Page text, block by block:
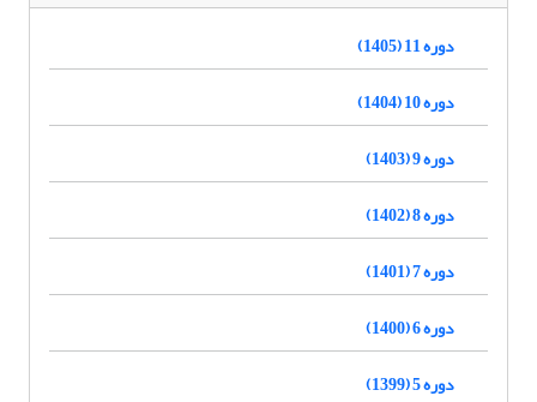
دوره 11 (1405)
دوره 10 (1404)
دوره 9 (1403)
دوره 8 (1402)
دوره 7 (1401)
دوره 6 (1400)
دوره 5 (1399)